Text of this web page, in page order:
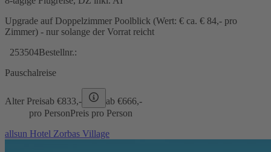
Upgrade auf Doppelzimmer Poolblick (Wert: € ca. € 84,- pro
Zimmer) - nur solange der Vorrat reicht
253504Bestellnr.:
Pauschalreise
Alter Preisab €833,- ab €666,-
pro PersonPreis pro Person
allsun Hotel Zorbas Village